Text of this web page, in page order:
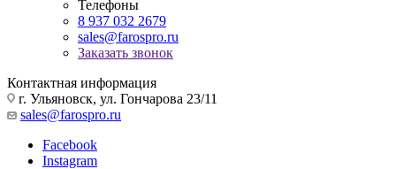
Телефоны
8 937 032 2679
sales@farospro.ru
Заказать звонок
Контактная информация
г. Ульяновск, ул. Гончарова 23/11
sales@farospro.ru
Facebook
Instagram